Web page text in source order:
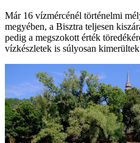
Már 16 vízmércénél történelmi
megyében, a Bisztra teljesen
pedig a megszokott érték
vízkészletek is súlyosan